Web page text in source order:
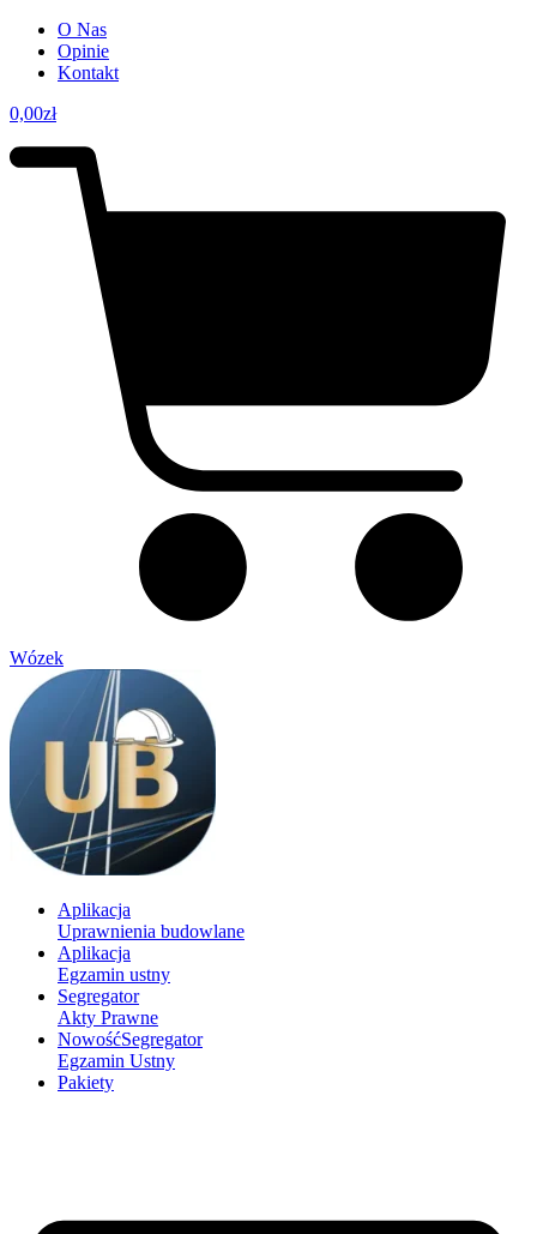
O Nas
Opinie
Kontakt
0,00zł
Wózek
Aplikacja
Uprawnienia budowlane
Aplikacja
Egzamin ustny
Segregator
Akty Prawne
NowośćSegregator
Egzamin Ustny
Pakiety